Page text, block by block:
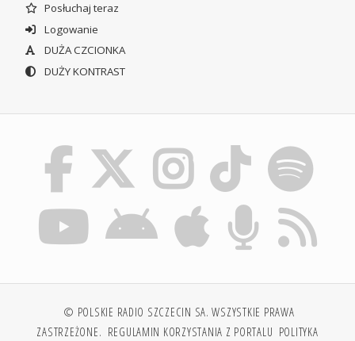
Posłuchaj teraz
Logowanie
DUŻA CZCIONKA
DUŻY KONTRAST
© POLSKIE RADIO SZCZECIN SA. WSZYSTKIE PRAWA
ZASTRZEŻONE. REGULAMIN KORZYSTANIA Z PORTALU POLITYKA